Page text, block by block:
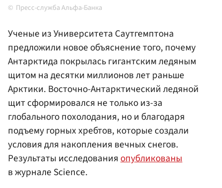
Пресс-служба Альфа-Банка
Ученые из Университета Саутгемптона
предложили новое объяснение того, почему
Антарктида покрылась гигантским ледяным
щитом на десятки миллионов лет раньше
Арктики. Восточно-Антарктический ледяной
щит сформировался не только из-за
глобального похолодания, но и благодаря
подъему горных хребтов, которые создали
условия для накопления вечных снегов.
Результаты исследованияопубликованы
в журнале Science.